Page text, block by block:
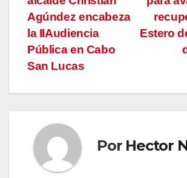
entradas
Estero
Agúndez encabeza
la IIAudiencia
Pública en Cabo
San Lucas
Por Hector